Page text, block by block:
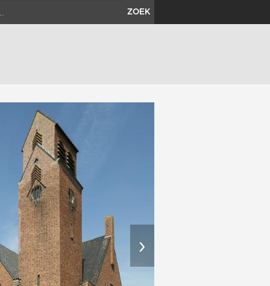
ZOEK
›